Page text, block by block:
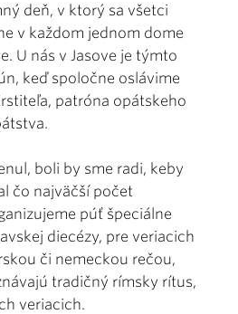
deň, v ktorý sa všetci
v každom jednom dome
U nás v Jasove je týmto
keď spoločne oslávime
patróna opátskeho
boli by sme radi, keby
čo najväčší počet
púť špeciálne
diecézy, pre veriacich
či nemeckou rečou,
tradičný rímsky rítus,
veriacich.